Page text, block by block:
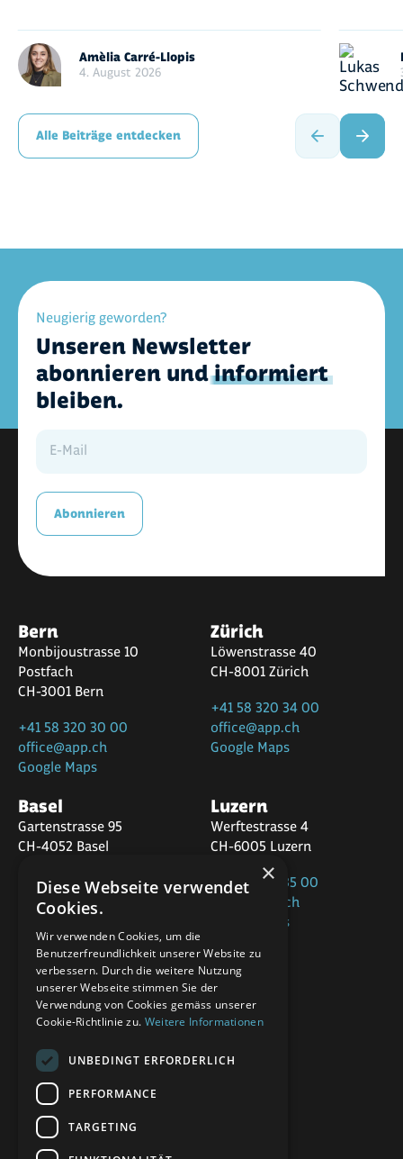
Amèlia Carré-Llopis
4. August 2026
Alle Beiträge entdecken
Neugierig geworden?
Unseren Newsletter
abonnieren undinformiert
bleiben.
Abonnieren
Bern
Monbijoustrasse 10
Postfach
CH-3001 Bern
+41 58 320 30 00
office@app.ch
Google Maps
Zürich
Löwenstrasse 40
CH-8001 Zürich
+41 58 320 34 00
office@app.ch
Google Maps
Basel
Gartenstrasse 95
CH-4052 Basel
+41 58 320 36 00
office@app.ch
Luzern
Werftestrasse 4
CH-6005 Luzern
+41 58 320 35 00
office@app.ch
Google Maps
St.Gallen
Marktplatz 22
CH-9000 St.Gallen
office@app.ch
Google Maps
Folgen Sie uns
×
Diese Webseite verwendet
Cookies.
Wir verwenden Cookies, um die
Benutzerfreundlichkeit unserer Website zu
verbessern. Durch die weitere Nutzung
unserer Webseite stimmen Sie der
Verwendung von Cookies gemäss unserer
Cookie-Richtlinie zu. Weitere Informationen
UNBEDINGT ERFORDERLICH
PERFORMANCE
TARGETING